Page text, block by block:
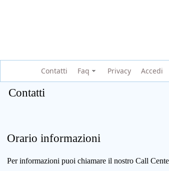
Contatti Faq Privacy Accedi
Contatti
Orario informazioni
Per informazioni puoi chiamare il nostro Call